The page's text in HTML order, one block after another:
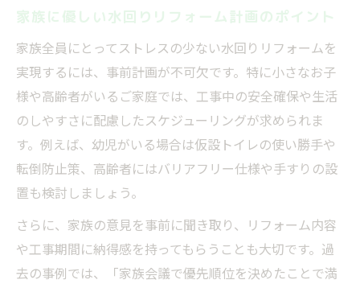
家族に優しい水回りリフォーム計画のポイント
家族全員にとってストレスの少ない水回りリフォームを
実現するには、事前計画が不可欠です。特に小さなお子
様や高齢者がいるご家庭では、工事中の安全確保や生活
のしやすさに配慮したスケジューリングが求められま
す。例えば、幼児がいる場合は仮設トイレの使い勝手や
転倒防止策、高齢者にはバリアフリー仕様や手すりの設
置も検討しましょう。
さらに、家族の意見を事前に聞き取り、リフォーム内容
や工事期間に納得感を持ってもらうことも大切です。過
去の事例では、「家族会議で優先順位を決めたことで満